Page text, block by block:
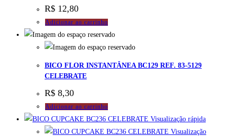
R$ 12,80
Adicionar ao carrinho
BICO FLOR INSTANTÂNEA BC129 REF. 83-5129
CELEBRATE
R$ 8,30
Adicionar ao carrinho
Visualização rápida
Visualização